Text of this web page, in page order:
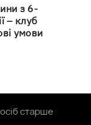
з 6-
– клуб
умови
старше